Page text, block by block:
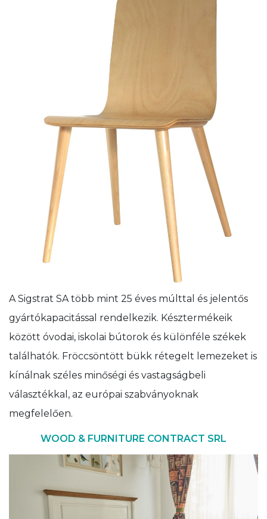
A Sigstrat SA több mint 25 éves múlttal és jelentős
gyártókapacitással rendelkezik. Késztermékeik
között óvodai, iskolai bútorok és különféle székek
találhatók. Fröccsöntött bükk rétegelt lemezeket is
kínálnak széles minőségi és vastagságbeli
választékkal, az európai szabványoknak
megfelelően.
WOOD & FURNITURE CONTRACT SRL